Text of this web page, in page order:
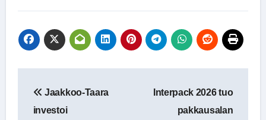
selaus
Jaakkoo-Taara
investoi
Interpack 2026 tuo
pakkausalan